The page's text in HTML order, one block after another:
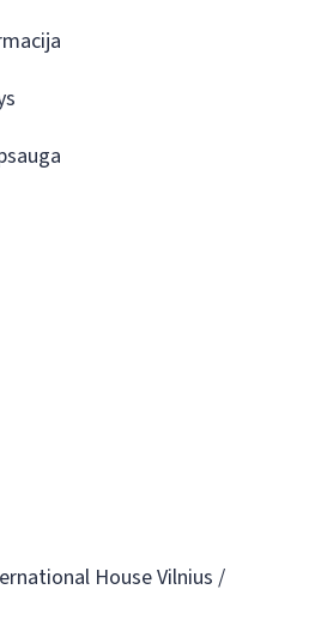
House Vilnius /